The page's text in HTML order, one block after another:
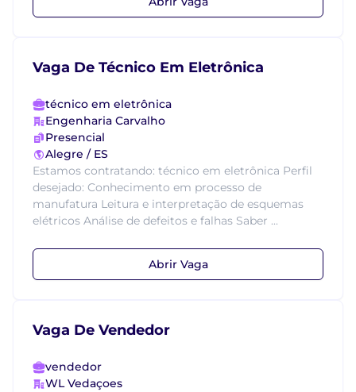
Vaga De Técnico Em Eletrônica
técnico em eletrônica
Engenharia Carvalho
Presencial
Alegre / ES
Estamos contratando: técnico em eletrônica Perfil
desejado: Conhecimento em processo de
manufatura Leitura e interpretação de esquemas
elétricos Análise de defeitos e falhas Saber ...
Abrir Vaga
Vaga De Vendedor
vendedor
WL Vedaçoes